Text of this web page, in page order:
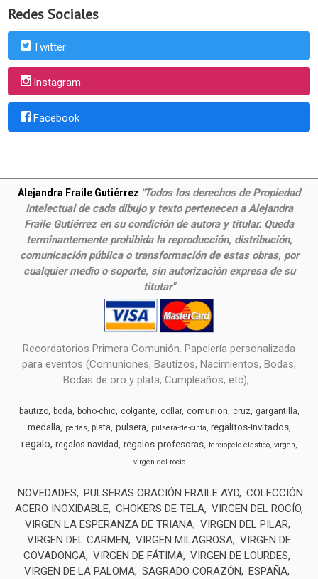
Redes Sociales
Twitter
Instagram
Facebook
Alejandra Fraile Gutiérrez "Todos los derechos de Propiedad
Intelectual de cada dibujo y texto pertenecen a Alejandra
Fraile Gutiérrez en su condición de autora y titular. Queda
terminantemente prohibida la reproducción, distribución,
comunicación pública o transformación de estas obras, por
cualquier medio o soporte, sin autorización expresa de su
titutar"
Recordatorios Primera Comunión. Papelería personalizada
para eventos (Comuniones, Bautizos, Nacimientos, Bodas,
Bodas de oro y plata, Cumpleaños, etc),...
bautizo boda boho-chic colgante collar comunion cruz gargantilla
medalla perlas plata pulsera pulsera-de-cinta regalitos-invitados
regalo regalos-navidad regalos-profesoras terciopelo-elastico virgen
virgen-del-rocio
NOVEDADES PULSERAS ORACIÓN FRAILE AYD COLECCIÓN
ACERO INOXIDABLE CHOKERS DE TELA VIRGEN DEL ROCÍO
VIRGEN LA ESPERANZA DE TRIANA VIRGEN DEL PILAR
VIRGEN DEL CARMEN
VIRGEN MILAGROSA VIRGEN DE
COVADONGA VIRGEN DE FÁTIMA VIRGEN DE LOURDES
VIRGEN DE LA PALOMA SAGRADO CORAZÓN
ESPAÑA